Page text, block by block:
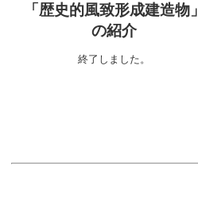
「歴史的風致形成建造物」
の紹介
終了しました。